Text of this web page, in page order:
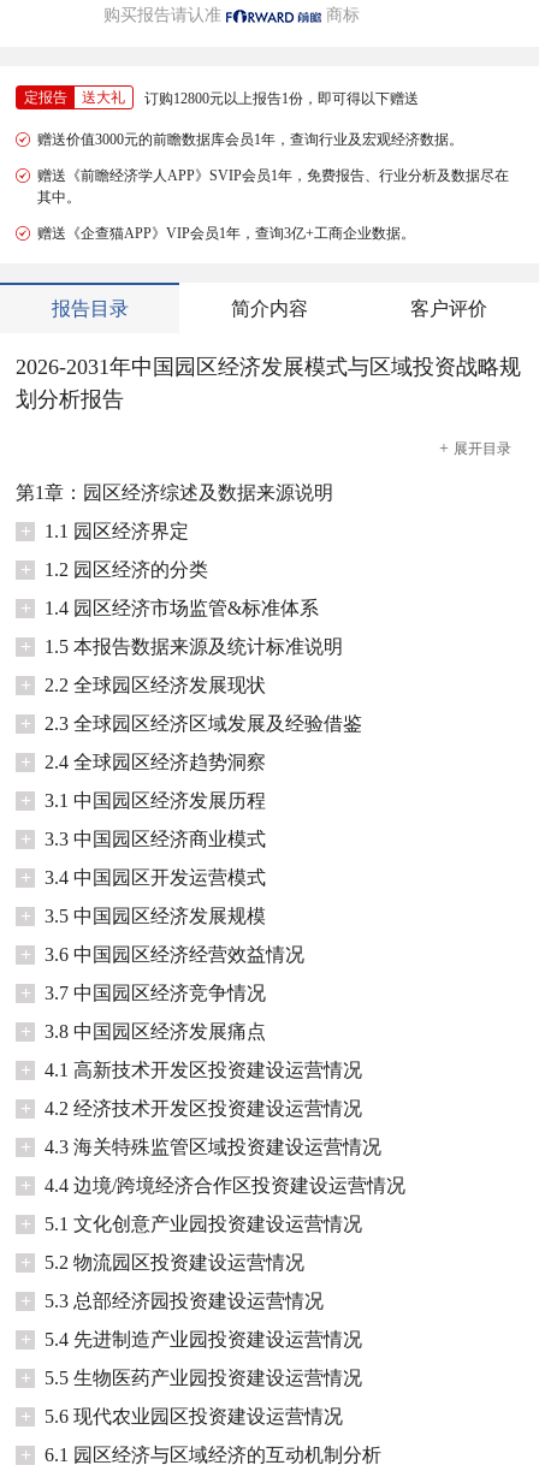
购买报告请认准
商标
定报告 送大礼 订购12800元以上报告1份，即可得以下赠送
赠送价值3000元的前瞻数据库会员1年，查询行业及宏观经济数据。
赠送《前瞻经济学人APP》SVIP会员1年，免费报告、行业分析及数据尽在
其中。
赠送《企查猫APP》VIP会员1年，查询3亿+工商企业数据。
报告目录 简介内容 客户评价
2026-2031年中国园区经济发展模式与区域投资战略规
划分析报告
+ 展开目录
第1章：园区经济综述及数据来源说明
+
1.1 园区经济界定
+
1.2 园区经济的分类
+
1.4 园区经济市场监管&标准体系
+
1.5 本报告数据来源及统计标准说明
+
2.2 全球园区经济发展现状
+
2.3 全球园区经济区域发展及经验借鉴
+
2.4 全球园区经济趋势洞察
+
3.1 中国园区经济发展历程
+
3.3 中国园区经济商业模式
+
3.4 中国园区开发运营模式
+
3.5 中国园区经济发展规模
+
3.6 中国园区经济经营效益情况
+
3.7 中国园区经济竞争情况
+
3.8 中国园区经济发展痛点
+
4.1 高新技术开发区投资建设运营情况
+
4.2 经济技术开发区投资建设运营情况
+
4.3 海关特殊监管区域投资建设运营情况
+
4.4 边境/跨境经济合作区投资建设运营情况
+
5.1 文化创意产业园投资建设运营情况
+
5.2 物流园区投资建设运营情况
+
5.3 总部经济园投资建设运营情况
+
5.4 先进制造产业园投资建设运营情况
+
5.5 生物医药产业园投资建设运营情况
+
5.6 现代农业园区投资建设运营情况
+
6.1 园区经济与区域经济的互动机制分析